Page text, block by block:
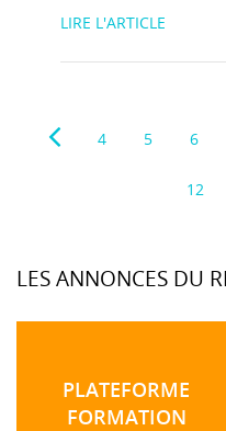
LIRE L'ARTICLE
4 5 6
12
LES ANNONCES DU
PLATEFORME
FORMATION